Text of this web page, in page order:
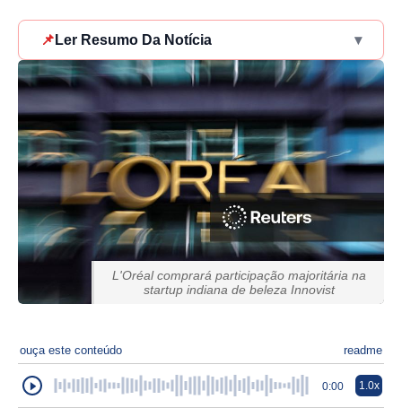
📌 Ler Resumo Da Notícia ▾
L'Oréal comprará participação majoritária na
startup indiana de beleza Innovist
ouça este conteúdo readme
0:00 1.0x